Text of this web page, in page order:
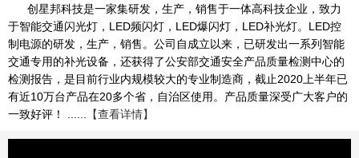
创星邦科技是一家集研发，生产，销售于一体高科技企业，致力
于智能交通闪光灯，LED频闪灯，LED爆闪灯，LED补光灯。LED控
制电源的研发，生产，销售。公司自成立以来，已研发出一系列智能
交通专用的补光设备，还获得了公安部交通安全产品质量检测中心的
检测报告，是目前行业内规模较大的专业制造商，截止2020上半年已
有近10万台产品在20多个省，自治区使用。产品质量深受广大客户的
一致好评！ ......
【查看详情】